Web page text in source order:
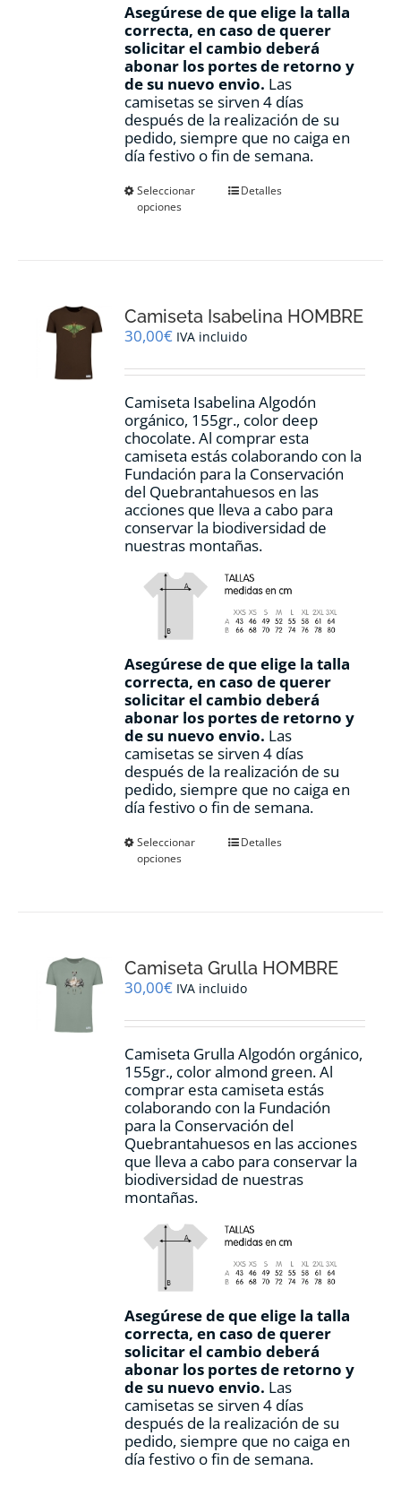
Asegúrese de que elige la talla
correcta, en caso de querer
solicitar el cambio deberá
abonar los portes de retorno y
de su nuevo envio. Las
camisetas se sirven 4 días
después de la realización de su
pedido, siempre que no caiga en
día festivo o fin de semana.
Seleccionar
opciones
Este
se
pueden
en
página
de
producto
Detalles
Camiseta Isabelina HOMBRE
30,00€ IVA incluido
Camiseta Isabelina Algodón
orgánico, 155gr., color deep
chocolate.Al comprar esta
camiseta estás colaborando con la
Fundación para la Conservación
del Quebrantahuesos en las
acciones que lleva a cabo para
conservar la biodiversidad de
nuestras montañas.
Asegúrese de que elige la talla
correcta, en caso de querer
solicitar el cambio deberá
abonar los portes de retorno y
de su nuevo envio. Las
camisetas se sirven 4 días
después de la realización de su
pedido, siempre que no caiga en
día festivo o fin de semana.
Seleccionar
opciones
Este
se
pueden
en
página
de
producto
Detalles
Camiseta Grulla HOMBRE
30,00€ IVA incluido
Camiseta Grulla Algodón orgánico,
155gr., coloralmond green.Al
comprar esta camiseta estás
colaborando con la Fundación
para la Conservación del
Quebrantahuesos en las acciones
que lleva a cabo para conservar la
biodiversidad de nuestras
montañas.
Asegúrese de que elige la talla
correcta, en caso de querer
solicitar el cambio deberá
abonar los portes de retorno y
de su nuevo envio. Las
camisetas se sirven 4 días
después de la realización de su
pedido, siempre que no caiga en
día festivo o fin de semana.